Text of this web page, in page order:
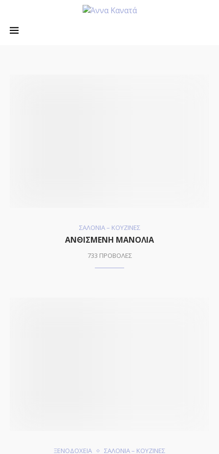
ΣΑΛΟΝΙΑ – ΚΟΥΖΙΝΕΣ
ΑΝΘΙΣΜΕΝΗ ΜΑΝΟΛΙΑ
733 ΠΡΟΒΟΛΕΣ
ΞΕΝΟΔΟΧΕΙΑ ΣΑΛΟΝΙΑ – ΚΟΥΖΙΝΕΣ